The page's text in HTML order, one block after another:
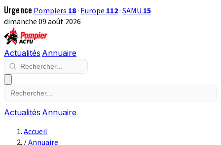
Urgence Pompiers 18· Europe 112·SAMU 15
dimanche 09 août 2026
Actualités Annuaire
Actualités Annuaire
Accueil
/Annuaire